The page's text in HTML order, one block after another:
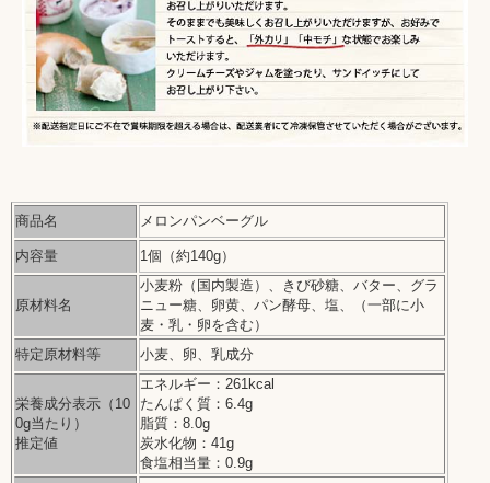
商品名 メロンパンベーグル
内容量 1個（約140g）
原材料名
小麦粉（国内製造）、きび砂糖、バター、グラ
ニュー糖、卵黄、パン酵母、塩、（一部に小
麦・乳・卵を含む）
特定原材料等
小麦、卵、乳成分
栄養成分表示（10
0g当たり）
推定値
エネルギー：261kcal
たんぱく質：6.4g
脂質：8.0g
炭水化物：41g
食塩相当量：0.9g